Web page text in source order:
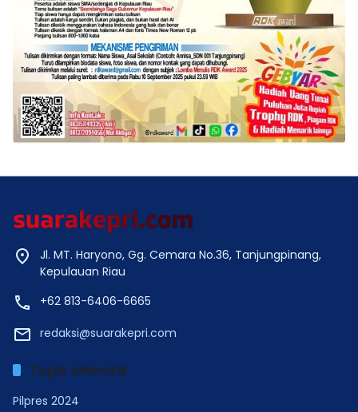
Jl. MT. Haryono, Gg. Cemara No.36, Tanjungpinang,
Kepulauan Riau
+62 813-6406-6665
redaksi@suarakepri.com
Topik Menarik
Pilpres 2024